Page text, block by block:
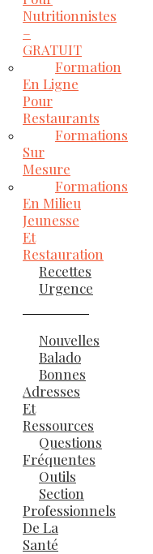
Nutritionnistes
–
GRATUIT
Formation
En Ligne
Pour
Restaurants
Formations
Sur
Mesure
Formations
En Milieu
Jeunesse
Et
Restauration
Recettes
Urgence
Nouvelles
Balado
Bonnes
Adresses
Et
Ressources
Questions
Fréquentes
Outils
Section
Professionnels
De La
Santé